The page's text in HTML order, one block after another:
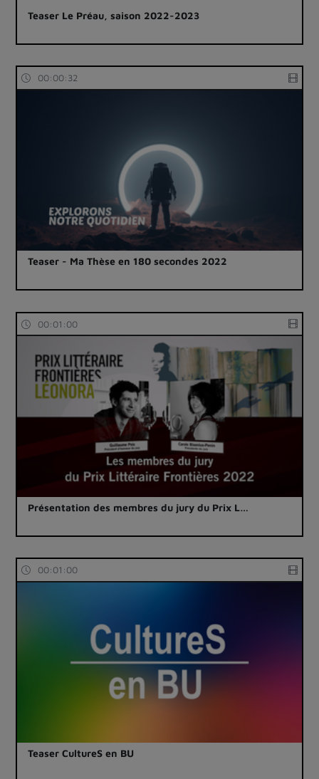
Teaser Le Préau, saison 2022-2023
00:00:32
Teaser - Ma Thèse en 180 secondes 2022
00:01:00
Présentation des membres du jury du Prix L…
00:01:00
Teaser CultureS en BU